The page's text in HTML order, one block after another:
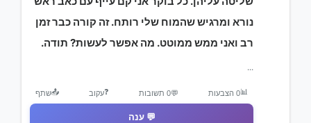
נורא ומרגיש שהמוח שלי רותח. זה קורה כבר זמן
רב ואני ממש ממוטט. מה אפשר לעשות? תודה.
...
📊0 הצבעות 💬0 תשובות ❓עקוב 📤שתף
💬 ענה